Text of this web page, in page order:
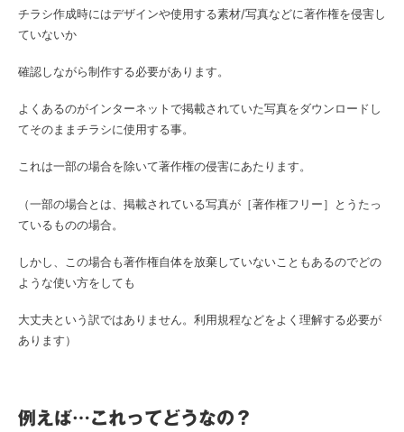
チラシ作成時にはデザインや使用する素材/写真などに著作権を侵害し
ていないか
確認しながら制作する必要があります。
よくあるのがインターネットで掲載されていた写真をダウンロードし
てそのままチラシに使用する事。
これは一部の場合を除いて著作権の侵害にあたります。
（一部の場合とは、掲載されている写真が［著作権フリー］とうたっ
ているものの場合。
しかし、この場合も著作権自体を放棄していないこともあるのでどの
ような使い方をしても
大丈夫という訳ではありません。利用規程などをよく理解する必要が
あります）
例えば…これってどうなの？